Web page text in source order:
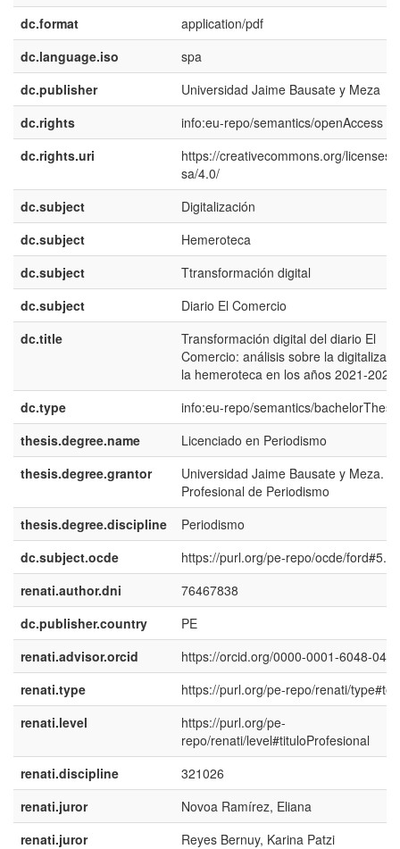
dc.format
application/pdf
dc.language.iso
spa
dc.publisher
Universidad Jaime Bausate y Meza
dc.rights
info:eu-repo/semantics/openAccess
dc.rights.uri
https://creativecommons.org/licenses/
sa/4.0/
dc.subject
Digitalización
dc.subject
Hemeroteca
dc.subject
Ttransformación digital
dc.subject
Diario El Comercio
dc.title
Transformación digital del diario El
Comercio: análisis sobre la
la hemeroteca en los años 2021-2022.
dc.type
info:eu-repo/semantics/bachelorThesis
thesis.degree.name
Licenciado en Periodismo
thesis.degree.grantor
Universidad Jaime Bausate y Meza.
Profesional de Periodismo
thesis.degree.discipline
Periodismo
dc.subject.ocde
https://purl.org/pe-repo/ocde/
renati.author.dni
76467838
dc.publisher.country
PE
renati.advisor.orcid
https://orcid.org/0000-0001-6048-0462
renati.type
https://purl.org/pe-repo/renati/
renati.level
https://purl.org/pe-
repo/renati/level#tituloProfesional
renati.discipline
321026
renati.juror
Novoa Ramírez, Eliana
renati.juror
Reyes Bernuy, Karina Patzi